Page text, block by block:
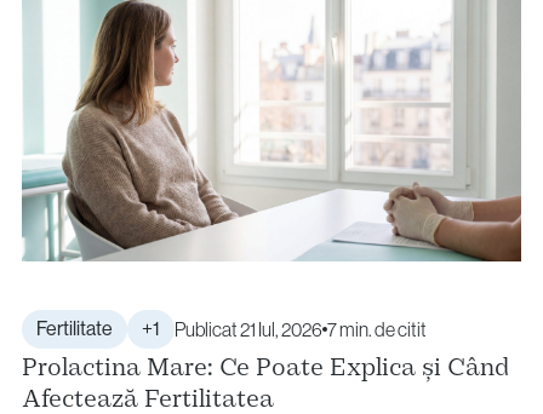
Fertilitate +1 Publicat 21 Iul, 2026 7 min. de citit
Prolactina Mare: Ce Poate Explica și Când
Afectează Fertilitatea